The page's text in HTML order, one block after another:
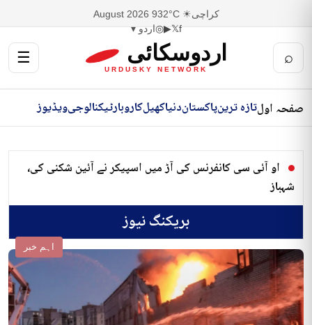
کراچی☀ 32°C
9 August 2026
f
𝕏
▶
◎اردو ▾
⌕ اردوسکائی
URDUSKY NETWORK
☰
صفحہ اولتازہ ترینپاکستاندنیاکھیلکاروبارٹیکنالوجیویڈیوز
او آئی سی کانفرنس کی آڑ میں اسپیکر نے آئین شکنی کی،
شہباز
بریکنگ نیوز
اہم خبر